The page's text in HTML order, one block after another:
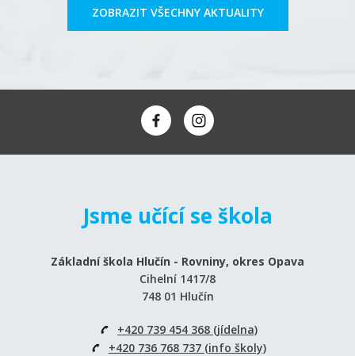
ZOBRAZIT VŠECHNY AKTUALITY
Jsme učící se škola
Základní škola Hlučín - Rovniny, okres Opava
Cihelní 1417/8
748 01 Hlučín
+420 739 454 368 (jídelna)
+420 736 768 737 (info školy)